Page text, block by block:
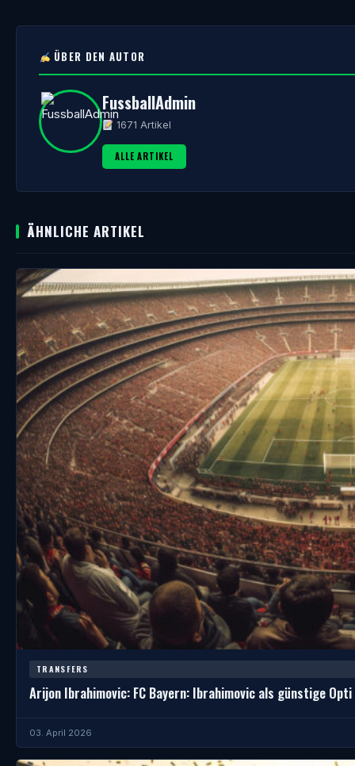
ÜBER DEN AUTOR
FussballAdmin
1671 Artikel
ALLE ARTIKEL
ÄHNLICHE ARTIKEL
TRANSFERS
Arijon Ibrahimovic: FC Bayern: Ibrahimovic als günstige Opti
03. April 2026